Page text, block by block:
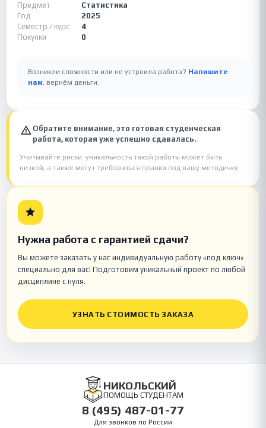
Предмет
Статистика
Год
2025
Семестр / курс
4
Покупки
0
Возникли сложности или не устроила работа? Напишите
нам, вернём деньги.
Обратите внимание, это готовая студенческая
работа, которая уже успешно сдавалась.
Учитывайте риски: уникальность такой работы может быть
низкой, а также могут требоваться правки под вашу методичку.
Нужна работа с гарантией сдачи?
Вы можете заказать у нас индивидуальную работу «под ключ»
специально для вас! Подготовим уникальный проект по любой
дисциплине с нуля.
УЗНАТЬ СТОИМОСТЬ ЗАКАЗА
НИКОЛЬСКИЙ
ПОМОЩЬ СТУДЕНТАМ
8 (495) 487-01-77
Для звонков по России